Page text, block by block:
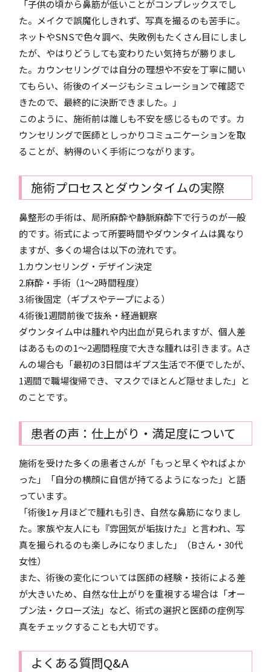
「子供の頃から鼻筋が低いことがコンプレックスでし
た。メイクで誤魔化しきれず、写真を撮るのも苦手に。
ネットやSNSで色々調べ、失敗例もたくさん目にしまし
たが、やはりどうしても変わりたい気持ちが勝りまし
た。カウンセリングでは自分の理想や不安を丁寧に聞い
てもらい、術後のイメージもシミュレーションで確認で
きたので、最終的に決断できました。」
このように、施術前は誰しも不安を感じるものです。カ
ウンセリングで医師としっかりコミュニケーションを取
ることが、納得のいく手術につながります。
施術プロセスとダウンタイムの実際
鼻整形の手術は、局所麻酔や静脈麻酔下で行うのが一般
的です。術式によって所要時間やダウンタイムは異なり
ますが、多くの場合は以下の流れです。
1.カウンセリング・デザイン決定
2.麻酔・手術（1～2時間程度）
3.術後固定（ギプスやテープによる）
4.術後1週間前後で抜糸・経過観察
ダウンタイム中は腫れや内出血が見られますが、個人差
はあるものの1～2週間程度で大きな腫れは引きます。Aさ
んの場合も「最初の3日間はギプス生活で不便でしたが、
1週間で職場復帰でき、マスクでほとんど隠せました」と
のことです。
患者の声：仕上がり・満足度について
施術を受けた多くの患者さんが「もっと早くやればよか
った」「自分の横顔に自信が持てるようになった」と語
っています。
「術後1ヶ月ほどで腫れも引き、自然な鼻筋になりまし
た。家族や友人にも『雰囲気が垢抜けた』と言われ、写
真を撮られるのも楽しみになりました」（Bさん・30代
女性）
また、術後の変化については医師の経験・技術による差
が大きいため、自然な仕上がりを重視する場合は「オー
プン法・クローズ法」など、術式の選択と医師の症例写
真をチェックすることも大切です。
よくある質問Q&A